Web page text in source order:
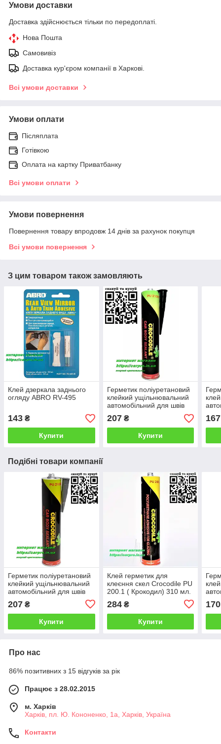
Умови доставки
Доставка здійснюється тільки по передоплаті.
Нова Пошта
Самовивіз
Доставка кур'єром компанії в Харкові.
Всі умови доставки
Умови оплати
Післяплата
Готівкою
Оплата на картку Приватбанку
Всі умови оплати
Умови повернення
Повернення товару впродовж 14 днів за рахунок покупця
Всі умови повернення
З цим товаром також замовляють
Клей дзеркала заднього
огляду ABRO RV-495
143 ₴
Купити
Герметик поліуретановий
клейкий ущільнювальний
автомобільний для швів
CROCODILE PU210FC
чорний 310 мл.
207₴
Купити
167
Подібні товари компанії
Герметик поліуретановий
клейкий ущільнювальний
автомобільний для швів
сірий 310 мл.
207 ₴
Купити
Клей герметик для
клеєння скел Crocodile PU
200.1 ( Крокодил) 310 мл.
284₴
Купити
170
Про нас
86% позитивних з 15 відгуків за рік
Працює з 28.02.2015
м. Харків
Харків, пл. Ю. Кононенко, 1а, Харків, Україна
Контакти